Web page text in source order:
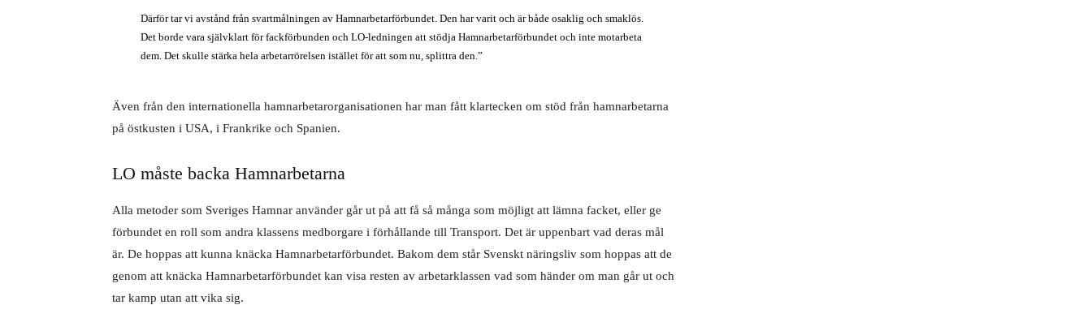
Därför tar vi avstånd från svartmålningen av Hamnarbetarförbundet. Den har varit och är både osaklig och smaklös.
Det borde vara självklart för fackförbunden och LO-ledningen att stödja Hamnarbetarförbundet och inte motarbeta
dem. Det skulle stärka hela arbetarrörelsen istället för att som nu, splittra den.”
Även från den internationella hamnarbetarorganisationen har man fått klartecken om stöd från hamnarbetarna
på östkusten i USA, i Frankrike och Spanien.
LO måste backa Hamnarbetarna
Alla metoder som Sveriges Hamnar använder går ut på att få så många som möjligt att lämna facket, eller ge
förbundet en roll som andra klassens medborgare i förhållande till Transport. Det är uppenbart vad deras mål
är. De hoppas att kunna knäcka Hamnarbetarförbundet. Bakom dem står Svenskt näringsliv som hoppas att de
genom att knäcka Hamnarbetarförbundet kan visa resten av arbetarklassen vad som händer om man går ut och
tar kamp utan att vika sig.